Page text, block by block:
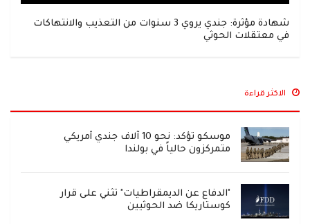
شهادة مؤثرة: جندي يروي 3 سنوات من التعذيب والانتهاكات
في معتقلات الحوثي
الاكثر قراءة
موسكو تؤكد: نحو 10 آلاف جندي أمريكي
متمركزون حالياً في بولندا
"الدفاع عن الديمقراطيات" تثني على قرار
كوستاريكا ضد الحوثيين